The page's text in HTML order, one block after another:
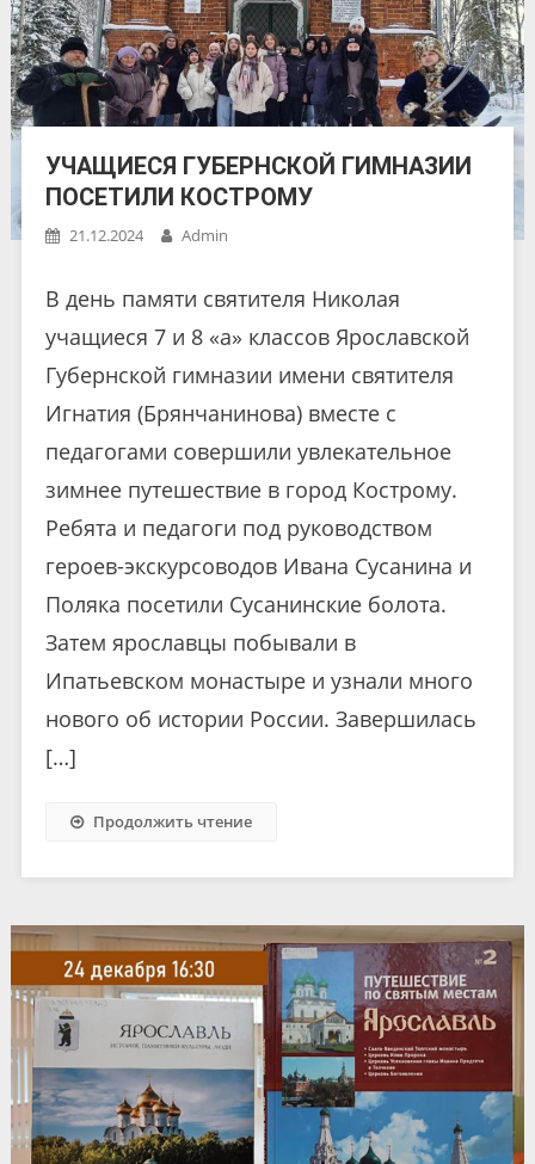
УЧАЩИЕСЯ ГУБЕРНСКОЙ ГИМНАЗИИ
ПОСЕТИЛИ КОСТРОМУ
21.12.2024 Admin
В день памяти святителя Николая
учащиеся 7 и 8 «а» классов Ярославской
Губернской гимназии имени святителя
Игнатия (Брянчанинова) вместе с
педагогами совершили увлекательное
зимнее путешествие в город Кострому.
Ребята и педагоги под руководством
героев-экскурсоводов Ивана Сусанина и
Поляка посетили Сусанинские болота.
Затем ярославцы побывали в
Ипатьевском монастыре и узнали много
нового об истории России. Завершилась
[…]
Продолжить чтение